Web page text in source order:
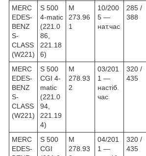
MERC
EDES-
BENZ
S-
CLASS
(W221)
S 500
4-matic
(221.0
86,
221.18
6)
M
273.96
1
10/200
5 —
нат.час
285 /
388
MERC
EDES-
BENZ
S-
CLASS
(W221)
S 500
CGI 4-
matic
(221.0
94,
221.19
4)
M
278.93
2
03/201
1 —
настіб.
час
320 /
435
MERC
EDES-
S 500
CGI
M
278.93
04/201
1 —
320 /
435